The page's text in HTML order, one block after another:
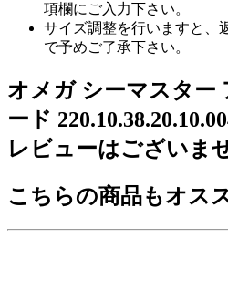
項欄にご入力下さい。
サイズ調整を行いますと、
で予めご了承下さい。
オメガ シーマスター
ード
レビューはございま
こちらの商品もオス